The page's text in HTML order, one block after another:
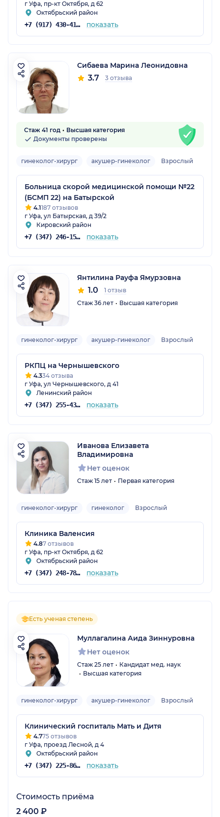
г Уфа, пр-кт Октября, д 62
Октябрьский район
+7 (917) 430-41-25 показать
Сибаева Марина Леонидовна
3.7 3 отзыва
Стаж 41 год
Высшая категория
Документы проверены
гинеколог-хирург акушер-гинеколог Взрослый
Больница скорой медицинской помощи №22
(БСМП 22) на Батырской
4.1187 отзывов
г Уфа, ул Батырская, д 39/2
Кировский район
+7 (347) 246-15-80 показать
Янтилина Рауфа Ямурзовна
1.0
1 отзыв
Стаж 36 лет
Высшая категория
гинеколог-хирург акушер-гинеколог Взрослый
РКПЦ на Чернышевского
4.334 отзыва
г Уфа, ул Чернышевского, д 41
Ленинский район
+7 (347) 255-43-57 показать
Иванова Елизавета
Владимировна
Нет оценок
Стаж 15 лет Первая категория
гинеколог-хирург гинеколог Взрослый
Клиника Валенсия
4.87 отзывов
г Уфа, пр-кт Октября, д 62
Октябрьский район
+7 (347) 248-78-79 показать
Есть ученая степень
Муллагалина Аида Зиннуровна
Нет оценок
Стаж 25 лет
Кандидат мед. наук
Высшая категория
гинеколог-хирург акушер-гинеколог Взрослый
Клинический госпиталь Мать и Дитя
4.775 отзывов
г Уфа, проезд Лесной, д 4
Октябрьский район
+7 (347) 225-86-26 показать
Стоимость приёма
2 400 ₽